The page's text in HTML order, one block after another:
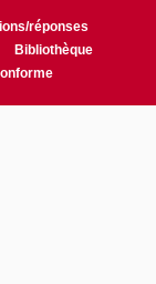
réponses
Bibliothèque